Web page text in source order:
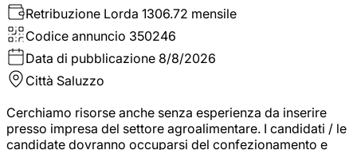
Retribuzione Lorda 1306.72 mensile
Codice annuncio 350246
Data di pubblicazione 8/8/2026
Città Saluzzo
Cerchiamo risorse anche senza esperienza da inserire
presso impresa del settore agroalimentare. I candidati / le
candidate dovranno occuparsi del confezionamento e